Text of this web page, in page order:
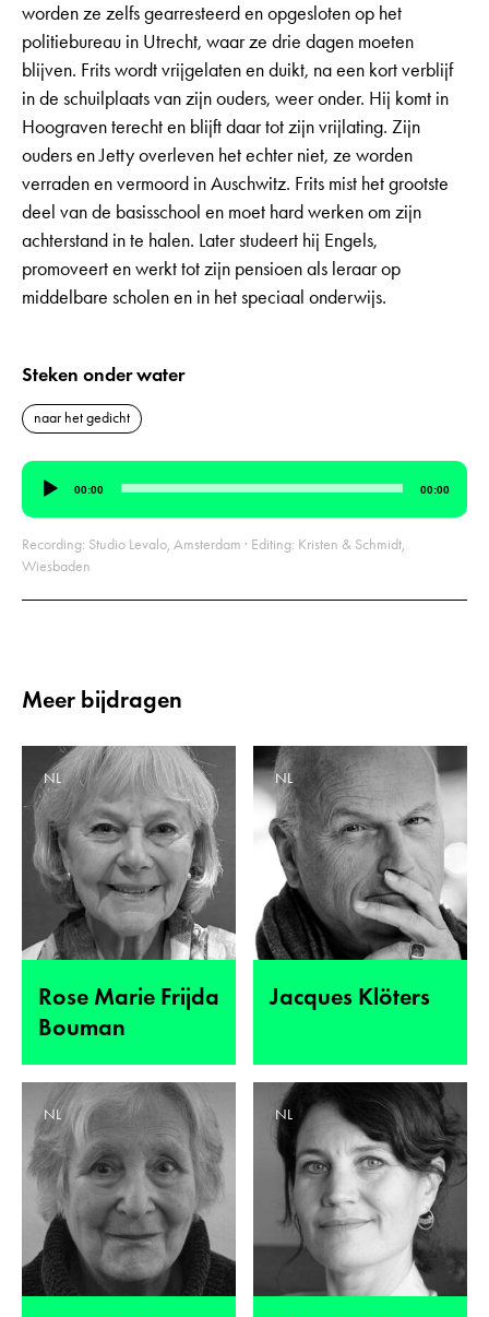
worden ze zelfs gearresteerd en opgesloten op het
politiebureau in Utrecht, waar ze drie dagen moeten
blijven. Frits wordt vrijgelaten en duikt, na een kort verblijf
in de schuilplaats van zijn ouders, weer onder. Hij komt in
Hoograven terecht en blijft daar tot zijn vrijlating. Zijn
ouders en Jetty overleven het echter niet, ze worden
verraden en vermoord in Auschwitz. Frits mist het grootste
deel van de basisschool en moet hard werken om zijn
achterstand in te halen. Later studeert hij Engels,
promoveert en werkt tot zijn pensioen als leraar op
middelbare scholen en in het speciaal onderwijs.
Steken onder water
naar het gedicht
Audiospeler
00:00 00:00
Recording: Studio Levalo, Amsterdam · Editing: Kristen & Schmidt,
Wiesbaden
Meer bijdragen
Rose Marie Frijda
Bouman
NL
Jacques Klöters
NL
NL NL